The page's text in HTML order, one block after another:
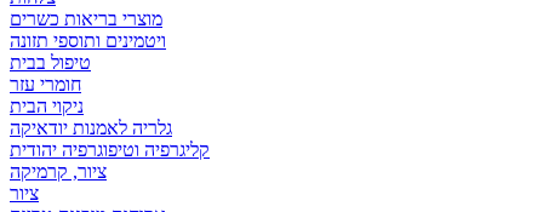
מוצרי בריאות כשרים
ויטמינים ותוספי תזונה
טיפול בבית
חומרי עזר
ניקוי הבית
גלריה לאמנות יודאיקה
קליגרפיה וטיפוגרפיה יהודית
ציור, קרמיקה
ציור